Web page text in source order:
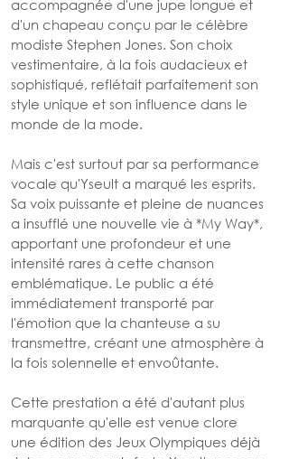
accompagnée d'une jupe longue et
d'un chapeau conçu par le célèbre
modiste Stephen Jones. Son choix
vestimentaire, à la fois audacieux et
sophistiqué, reflétait parfaitement son
style unique et son influence dans le
monde de la mode.
Mais c'est surtout par sa performance
vocale qu'Yseult a marqué les esprits.
Sa voix puissante et pleine de nuances
a insufflé une nouvelle vie à *My Way*,
apportant une profondeur et une
intensité rares à cette chanson
emblématique. Le public a été
immédiatement transporté par
l'émotion que la chanteuse a su
transmettre, créant une atmosphère à
la fois solennelle et envoûtante.
Cette prestation a été d'autant plus
marquante qu'elle est venue clore
une édition des Jeux Olympiques déjà